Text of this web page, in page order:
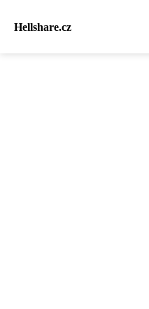
Hellshare.cz